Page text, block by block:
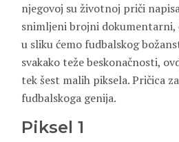
njegovoj su životnoj priči
snimljeni brojni dokumentarni,
u sliku ćemo fudbalskog
svakako teže beskonačnosti,
tek šest malih piksela. Pričica
fudbalskoga genija.
Piksel 1